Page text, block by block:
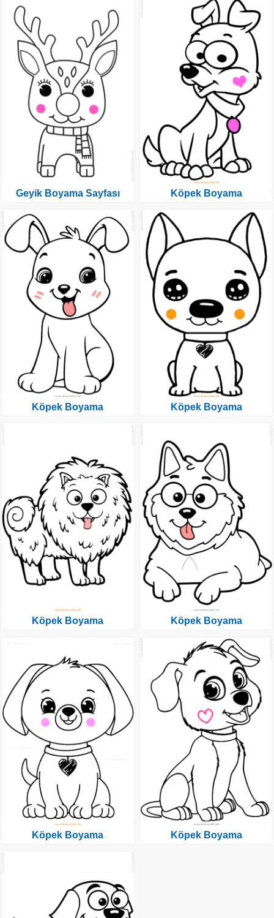
Geyik Boyama Sayfası
Köpek Boyama
Köpek Boyama
Köpek Boyama
Köpek Boyama
Köpek Boyama
Köpek Boyama
Köpek Boyama